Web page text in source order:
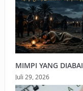
MIMPI YANG
Juli 29, 2026